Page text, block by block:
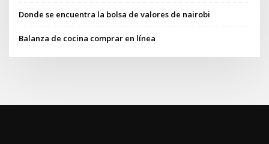
Donde se encuentra la bolsa de valores de nairobi
Balanza de cocina comprar en línea